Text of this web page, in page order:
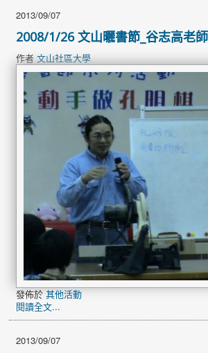
2013/09/07
2008/1/26 文山曬書節_谷志高老
作者文山社區大學
發佈於 其他活動
閱讀全文...
2013/09/07